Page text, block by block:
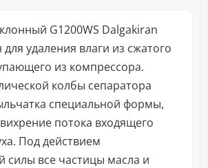
G1200WS Dalgakiran
удаления влаги из сжатого
из компрессора.
колбы сепаратора
специальной формы,
потока входящего
Под действием
силы все частицы масла и